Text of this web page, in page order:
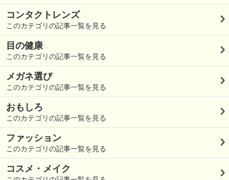
コンタクトレンズ
このカテゴリの記事一覧を見る
目の健康
このカテゴリの記事一覧を見る
メガネ選び
このカテゴリの記事一覧を見る
おもしろ
このカテゴリの記事一覧を見る
ファッション
このカテゴリの記事一覧を見る
コスメ・メイク